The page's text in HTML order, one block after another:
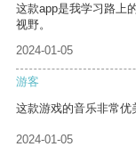
这款app是我学习路上
视野。
2024-01-05
游客
这款游戏的音乐非常优
2024-01-05